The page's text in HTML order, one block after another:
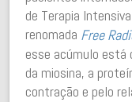
de Terapia
renomada Free
esse acúmulo está
da miosina, a
contração e pelo